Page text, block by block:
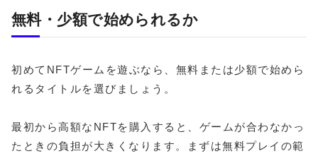
無料・少額で始められるか
初めてNFTゲームを遊ぶなら、無料または少額で始めら
れるタイトルを選びましょう。
最初から高額なNFTを購入すると、ゲームが合わなかっ
たときの負担が大きくなります。まずは無料プレイの範